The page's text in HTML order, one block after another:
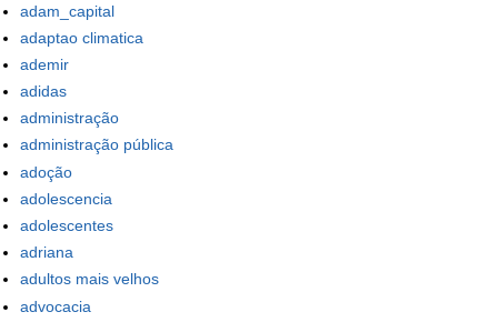
adam_capital
adaptao climatica
ademir
adidas
administração
administração pública
adoção
adolescencia
adolescentes
adriana
adultos mais velhos
advocacia